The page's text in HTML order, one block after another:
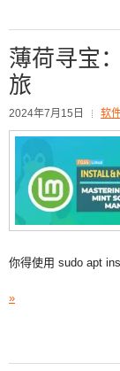
薄荷寻宝
旅
2024年7月15日 软
你得使用 sudo apt
»